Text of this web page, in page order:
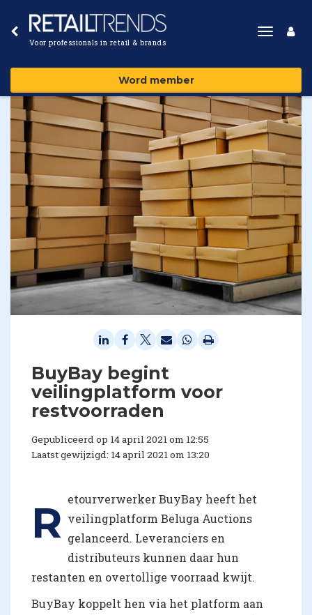
Voor professionals in retail & brands
Toggle
Word member
BuyBay begint
veilingplatform voor
restvoorraden
Gepubliceerd op 14 april 2021 om 12:55
Laatst gewijzigd: 14 april 2021 om 13:20
R etourverwerker BuyBay heeft het
veilingplatform Beluga Auctions
gelanceerd. Leveranciers en
distributeurs kunnen daar hun
restanten en overtollige voorraad kwijt.
BuyBay koppelt hen via het platform aan